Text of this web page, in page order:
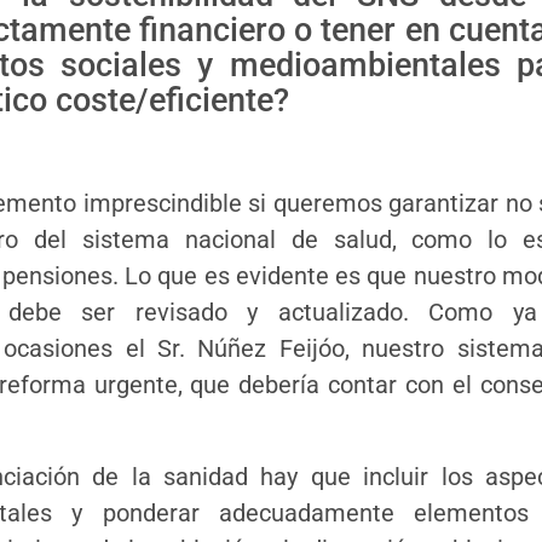
financiero o tener en
sociales y medioambientales
coste/eficiente?
imprescindible si queremos garantizar no
del sistema nacional de salud, como lo
Lo que es evidente es que nuestro
ser revisado y actualizado. Como
el Sr. Núñez Feijóo, nuestro
urgente, que debería contar con el
de la sanidad hay que incluir los
y ponderar adecuadamente